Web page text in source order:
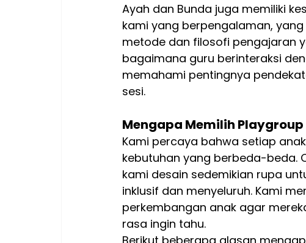
Ayah dan Bunda juga memiliki
kami yang berpengalaman,
metode dan filosofi pengajaran
bagaimana guru berinteraksi
memahami pentingnya
sesi.
Mengapa Memilih
Kami percaya bahwa setiap
kebutuhan yang berbeda-beda.
kami desain sedemikian rupa
inklusif dan menyeluruh. Kami
perkembangan anak agar
rasa ingin tahu.